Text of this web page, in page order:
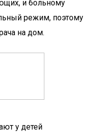
и больному
режим, поэтому
на дом.
у детей